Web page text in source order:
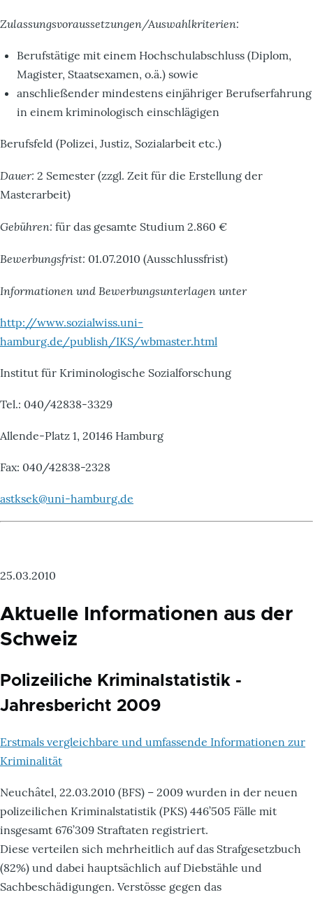
Zulassungsvoraussetzungen/Auswahlkriterien:
Berufstätige mit einem Hochschulabschluss (Diplom,
Magister, Staatsexamen, o.ä.) sowie
anschließender mindestens einjähriger Berufserfahrung
in einem kriminologisch einschlägigen
Berufsfeld (Polizei, Justiz, Sozialarbeit etc.)
Dauer: 2 Semester (zzgl. Zeit für die Erstellung der
Masterarbeit)
Gebühren: für das gesamte Studium 2.860 €
Bewerbungsfrist: 01.07.2010 (Ausschlussfrist)
Informationen und Bewerbungsunterlagen unter
http://www.sozialwiss.uni-
hamburg.de/publish/IKS/wbmaster.html
Institut für Kriminologische Sozialforschung
Tel.: 040/42838-3329
Allende-Platz 1, 20146 Hamburg
Fax: 040/42838-2328
astksek@uni-hamburg.de
25.03.2010
Aktuelle Informationen aus der
Schweiz
Polizeiliche Kriminalstatistik -
Jahresbericht 2009
Erstmals vergleichbare und umfassende Informationen zur
Kriminalität
Neuchâtel, 22.03.2010 (BFS) – 2009 wurden in der neuen
polizeilichen Kriminalstatistik (PKS) 446’505 Fälle mit
insgesamt 676’309 Straftaten registriert.
Diese verteilen sich mehrheitlich auf das Strafgesetzbuch
(82%) und dabei hauptsächlich auf Diebstähle und
Sachbeschädigungen. Verstösse gegen das